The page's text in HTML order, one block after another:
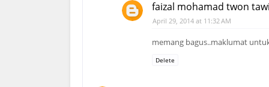
faizal mohamad twon tawi
April 29, 2014 at 11:32 AM
memang bagus..maklumat
Delete